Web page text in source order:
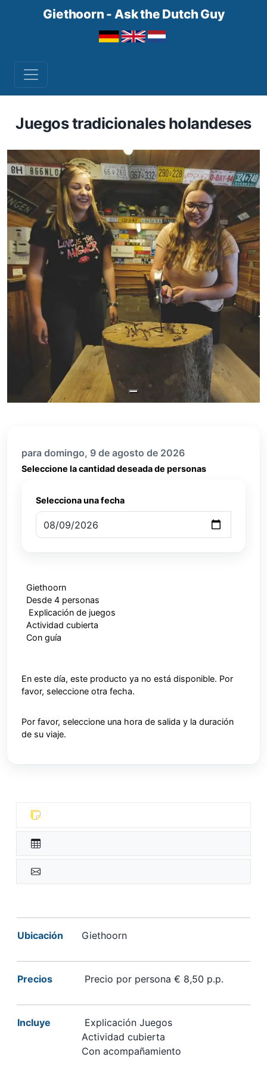
Giethoorn - Ask the Dutch Guy
Juegos tradicionales holandeses
para domingo, 9 de agosto de 2026
Seleccione la cantidad deseada de personas
Selecciona una fecha
Giethoorn
Desde 4 personas
Explicación de juegos
Actividad cubierta
Con guía
En este día, este producto ya no está disponible. Por
favor, seleccione otra fecha.
Por favor, seleccione una hora de salida y la duración
de su viaje.
Ubicación Giethoorn
Precios Precio por persona € 8,50 p.p.
Incluye
Explicación Juegos
Actividad cubierta
Con acompañamiento